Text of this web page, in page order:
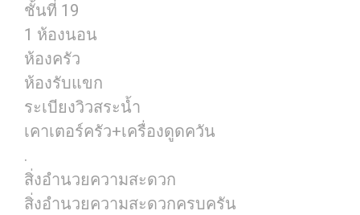
ชั้นที่ 19
1 ห้องนอน
ห้องครัว
ห้องรับแขก
ระเบียงวิวสระน้ำ
เคาเตอร์ครัว+เครื่องดูดควัน
.
สิ่งอำนวยความสะดวก
สิ่งอำนวยความสะดวกครบครัน